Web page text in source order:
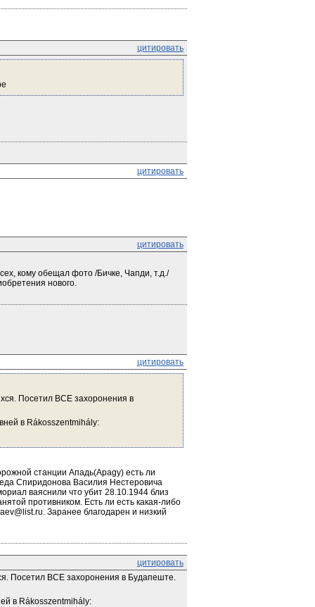
цитировать
цитировать
цитировать
кому обещал фото /Бичке, Чапди, т.д./
нового.
цитировать
Посетил ВСЕ захоронения в
в Rákosszentmihály:
станции Ападь(Apagy) есть ли
Спиридонова Василия Нестеровича
ваяснили что убит 28.10.1944 близ
противником. Есть ли есть какая-либо
Заранее благодарен и низкий
цитировать
Посетил ВСЕ захоронения в Будапеште.
в Rákosszentmihály: